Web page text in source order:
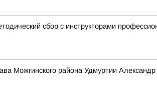
сбор с инструкторами
Можгинского района Удмуртии